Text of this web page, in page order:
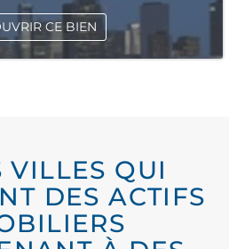
CE BIEN
VILLES QUI
DES ACTIFS